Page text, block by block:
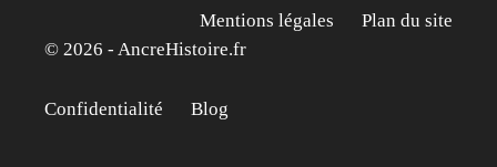
Mentions légales
Plan du site
© 2026 - AncreHistoire.fr
Confidentialité Blog